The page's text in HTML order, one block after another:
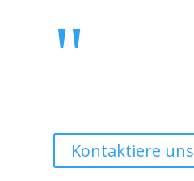
"
Kontaktiere uns